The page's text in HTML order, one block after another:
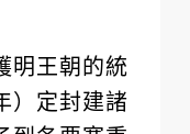
明王朝的統
）定封建諸